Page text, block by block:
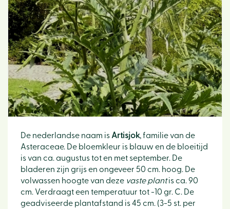
De nederlandse naam is Artisjok, familie van de
Asteraceae. De bloemkleur is blauw en de bloeitijd
is van ca. augustus tot en met september. De
bladeren zijn grijs en ongeveer 50 cm. hoog. De
volwassen hoogte van deze vaste plantis ca. 90
cm. Verdraagt een temperatuur tot -10 gr. C. De
geadviseerde plantafstand is 45 cm. (3-5 st. per